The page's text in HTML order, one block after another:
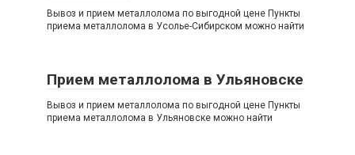
Вывоз и прием металлолома по выгодной цене Пункты
приема металлолома в Усолье-Сибирском можно найти
Прием металлолома в Ульяновске
Вывоз и прием металлолома по выгодной цене Пункты
приема металлолома в Ульяновске можно найти